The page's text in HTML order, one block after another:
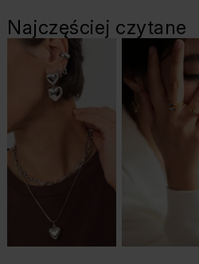
Najczęściej czytane